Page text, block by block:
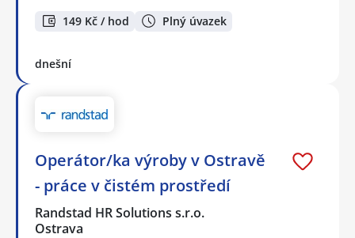
149 Kč / hod Plný úvazek
dnešní
Operátor/ka výroby v Ostravě
- práce v čistém prostředí
Randstad HR Solutions s.r.o.
Ostrava